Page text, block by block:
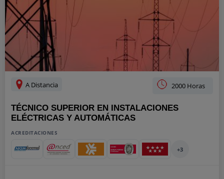
A Distancia 2000 Horas
TÉCNICO SUPERIOR EN INSTALACIONES
ELÉCTRICAS Y AUTOMÁTICAS
ACREDITACIONES
+3